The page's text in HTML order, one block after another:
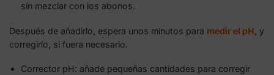
sin mezclar con los abonos.
Después de añadirlo, espera unos minutos para medir el pH , y
corregirlo, si fuera necesario.
Corrector pH: añade pequeñas cantidades para corregir